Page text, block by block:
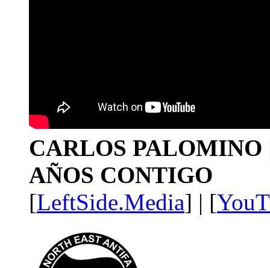
CARLOS PALOMINO
AÑOS CONTIGO
[LeftSide.Media] | [